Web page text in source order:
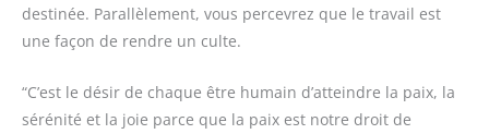
destinée. Parallèlement, vous percevrez que le travail est
une façon de rendre un culte.
“C’est le désir de chaque être humain d’atteindre la paix, la
sérénité et la joie parce que la paix est notre droit de